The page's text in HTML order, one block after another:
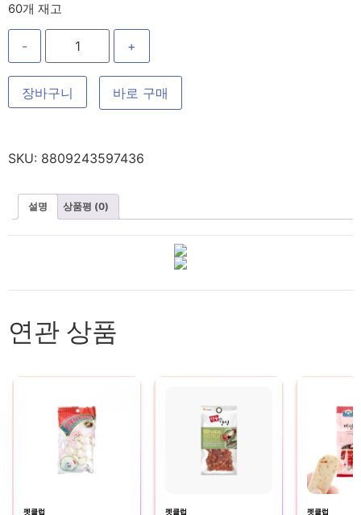
60개 재고
- +
장바구니 바로 구매
SKU: 8809243597436
설명 상품평 (0)
연관 상품
펫클럽 펫클럽 펫클럽